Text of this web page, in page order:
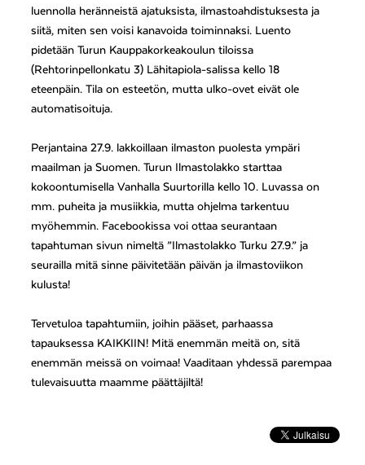
luennolla heränneistä ajatuksista, ilmastoahdistuksesta ja
siitä, miten sen voisi kanavoida toiminnaksi. Luento
pidetään Turun Kauppakorkeakoulun tiloissa
(Rehtorinpellonkatu 3) Lähitapiola-salissa kello 18
eteenpäin. Tila on esteetön, mutta ulko-ovet eivät ole
automatisoituja.
Perjantaina 27.9. lakkoillaan ilmaston puolesta ympäri
maailman ja Suomen. Turun Ilmastolakko starttaa
kokoontumisella Vanhalla Suurtorilla kello 10. Luvassa on
mm. puheita ja musiikkia, mutta ohjelma tarkentuu
myöhemmin. Facebookissa voi ottaa seurantaan
tapahtuman sivun nimeltä ”Ilmastolakko Turku 27.9.” ja
seurailla mitä sinne päivitetään päivän ja ilmastoviikon
kulusta!
Tervetuloa tapahtumiin, joihin pääset, parhaassa
tapauksessa KAIKKIIN! Mitä enemmän meitä on, sitä
enemmän meissä on voimaa! Vaaditaan yhdessä parempaa
tulevaisuutta maamme päättäjiltä!